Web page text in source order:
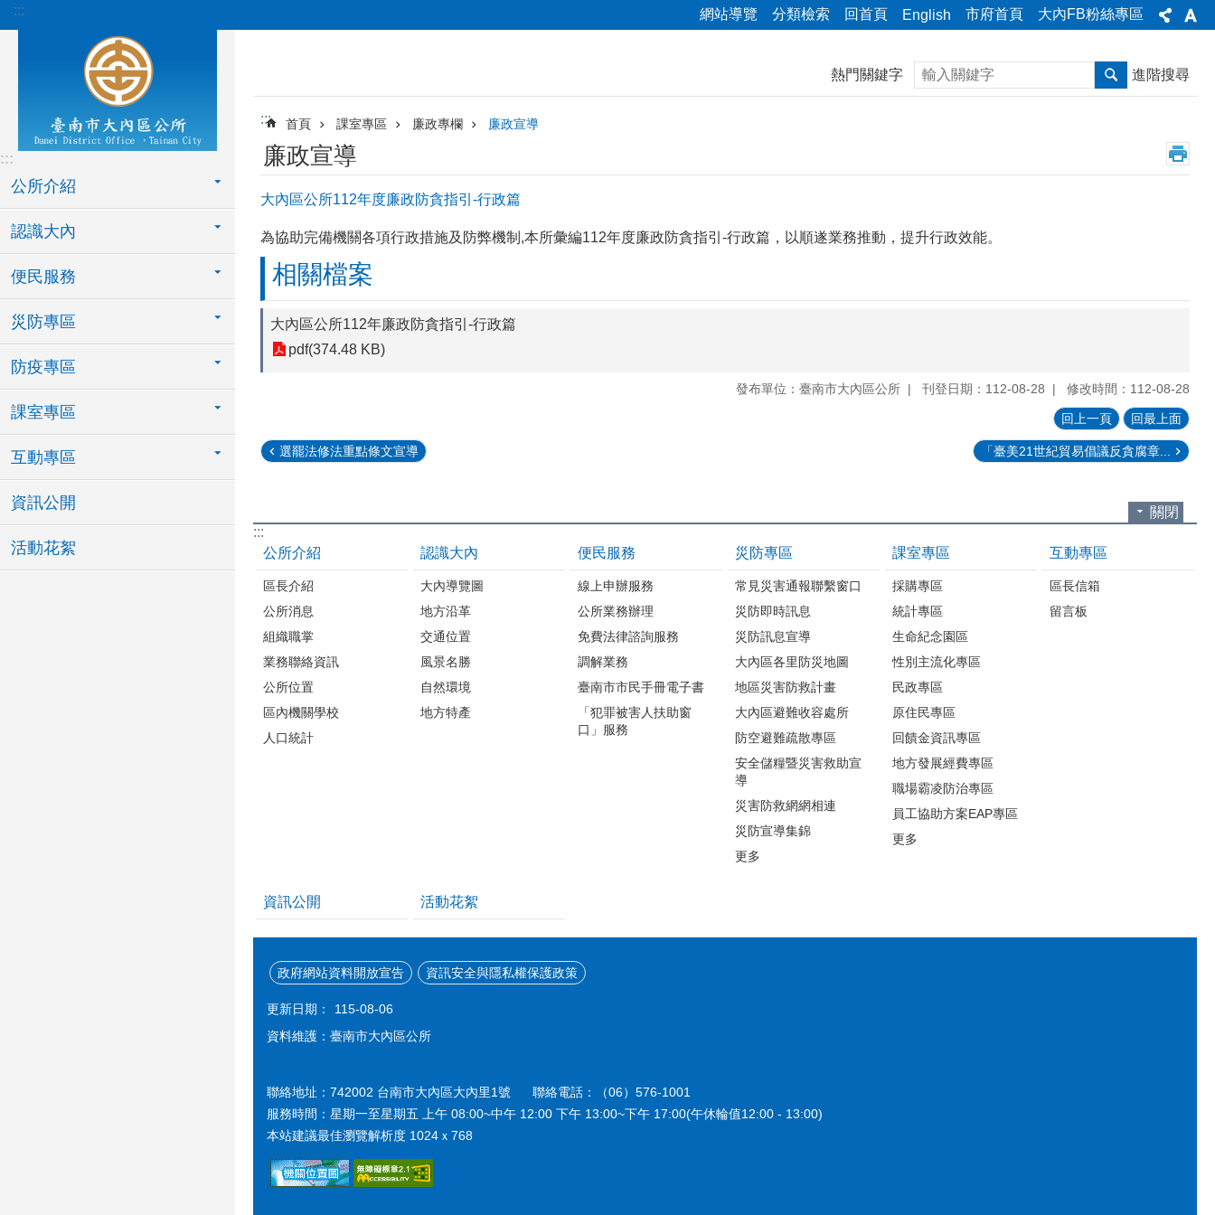
跳到主要內容區塊
::: 網站導覽 分類檢索 回首頁 English 市府首頁 大內FB粉絲專區
:::
公所介紹
認識大內
便民服務
災防專區
防疫專區
課室專區
互動專區
資訊公開
活動花絮
熱門關鍵字 搜尋 進階搜尋
::: 首頁 課室專區 廉政專欄 廉政宣導
廉政宣導
大內區公所112年度廉政防貪指引-行政篇
為協助完備機關各項行政措施及防弊機制,本所彙編112年度廉政防貪指引-行政篇，以順遂業務推動，提升行政效能。
相關檔案
大內區公所112年廉政防貪指引-行政篇
pdf(374.48 KB)
發布單位：臺南市大內區公所 刊登日期：112-08-28 修改時間：112-08-28
回上一頁 回最上面
選罷法修法重點條文宣導 「臺美21世紀貿易倡議反貪腐章...
關閉
:::
公所介紹
區長介紹
公所消息
組織職掌
業務聯絡資訊
公所位置
區內機關學校
人口統計
認識大內
大內導覽圖
地方沿革
交通位置
風景名勝
自然環境
地方特產
便民服務
線上申辦服務
公所業務辦理
免費法律諮詢服務
調解業務
臺南市市民手冊電子書
「犯罪被害人扶助窗
口」服務
災防專區
常見災害通報聯繫窗口
災防即時訊息
災防訊息宣導
大內區各里防災地圖
地區災害防救計畫
大內區避難收容處所
防空避難疏散專區
安全儲糧暨災害救助宣
導
災害防救網網相連
災防宣導集錦
更多
課室專區
採購專區
統計專區
生命紀念園區
性別主流化專區
民政專區
原住民專區
回饋金資訊專區
地方發展經費專區
職場霸凌防治專區
員工協助方案EAP專區
更多
互動專區
區長信箱
留言板
資訊公開 活動花絮
政府網站資料開放宣告 資訊安全與隱私權保護政策
更新日期：
115-08-06
資料維護：臺南市大內區公所
聯絡地址：742002 台南市大內區大內里1號 聯絡電話：（06）576-1001
服務時間：星期一至星期五 上午 08:00~中午 12:00 下午 13:00~下午 17:00(午休輪值12:00 - 13:00)
本站建議最佳瀏覽解析度 1024ｘ768